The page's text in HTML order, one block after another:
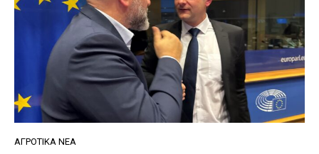
ΑΓΡΟΤΙΚΆ ΝΈΑ